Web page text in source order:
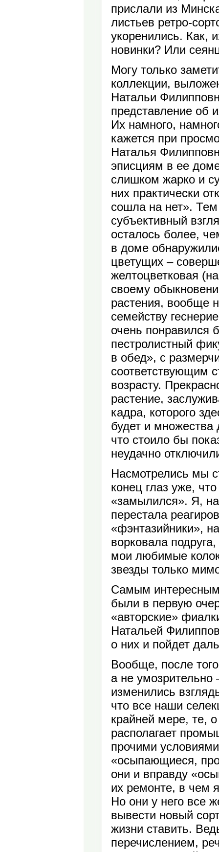
прислали из
листьев ретро-
укоренились. Как,
новинки? Или
Могу только
коллекции,
Натальи
представление об
Их намного,
кажется при
Наталья
эписциям в ее
слишком жарко и
них практически
сошла на нет».
субъективный
осталось более,
в доме
цветущих –
желтоцветковая
своему
растения, вообще
семейству
очень понравился
пестролистный
в обед», с
соответствующим
возрасту.
растение,
кадра, которого
будет и множества
что стоило бы
неудачно
Насмотрелись мы
конец глаз уже,
«замылился». Я,
перестала
«фэнтазийники»,
ворковала
мои любимые
звезды только
Самым
были в первую
«авторские»
Натальей
о них и пойдет
Вообще, после
а не
изменились
что все наши
крайней мере, те,
располагает
прочими
«осыпающиеся,
они и вправду
их ремонте, в чем
Но они у него все
вывести новый
жизни ставить.
перечислением,